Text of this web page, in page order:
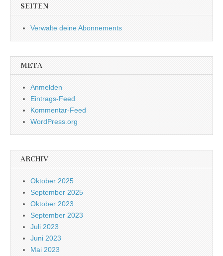
SEITEN
Verwalte deine Abonnements
META
Anmelden
Eintrags-Feed
Kommentar-Feed
WordPress.org
ARCHIV
Oktober 2025
September 2025
Oktober 2023
September 2023
Juli 2023
Juni 2023
Mai 2023